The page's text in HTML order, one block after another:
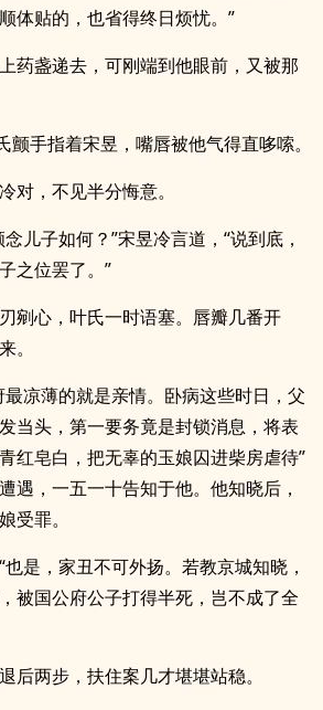
体贴的，也省得终日烦忧。”
药盏递去，可刚端到他眼前，又被那
颤手指着宋昱，嘴唇被他气得直哆嗦。
对，不见半分悔意。
儿子如何？”宋昱冷言道，“说到底，
之位罢了。”
剜心，叶氏一时语塞。唇瓣几番开
。
最凉薄的就是亲情。卧病这些时日，父
当头，第一要务竟是封锁消息，将表
红皂白，把无辜的玉娘囚进柴房虐待”
遇，一五一十告知于他。他知晓后，
受罪。
是，家丑不可外扬。若教京城知晓，
被国公府公子打得半死，岂不成了全
后两步，扶住案几才堪堪站稳。